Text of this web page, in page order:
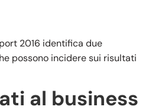
2016 identifica due
possono incidere sui risultati
al business